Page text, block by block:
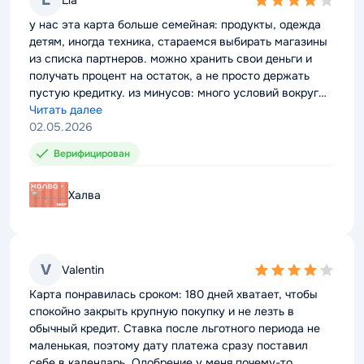
4,0
rating
у нас эта карта больше семейная: продукты, одежда
детям, иногда техника, стараемся выбирать магазины
из списка партнеров. можно хранить свои деньги и
получать процент на остаток, а не просто держать
пустую кредитку. из минусов: много условий вокруг
повышенного кэщбэка, без подписки и оплаты
телефоном он получается меньше(
Читать далее
02.05.2026
Верифицирован
Халва
V Valentin
4,0
rating
Карта понравилась сроком: 180 дней хватает, чтобы
спокойно закрыть крупную покупку и не лезть в
обычный кредит. Ставка после льготного периода не
маленькая, поэтому дату платежа сразу поставил
4,0
rating
у нас эта карта больше семейная: продукты, одежда
детям, иногда техника, стараемся выбирать магазины
из списка партнеров. можно хранить свои деньги и
получать процент на остаток, а не просто держать
пустую кредитку. из минусов: много условий вокруг
повышенного кэщбэка, без подписки и оплаты
телефоном он получается меньше(
Читать далее
02.05.2026
Верифицирован
Халва
V Valentin
4,0
rating
Карта понравилась сроком: 180 дней хватает, чтобы
спокойно закрыть крупную покупку и не лезть в
обычный кредит. Ставка после льготного периода не
маленькая, поэтому дату платежа сразу поставил